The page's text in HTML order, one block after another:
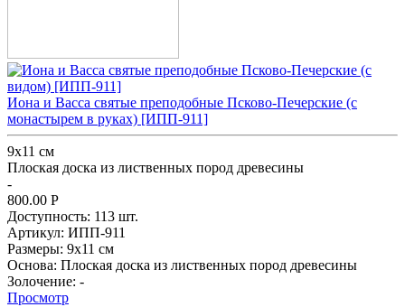
Иона и Васса святые преподобные Псково-Печерские (с
монастырем в руках) [ИПП-911]
9х11 см
Плоская доска из лиственных пород древесины
-
800.00 Р
Доступность: 113 шт.
Артикул: ИПП-911
Размеры: 9х11 см
Основа: Плоская доска из лиственных пород древесины
Золочение: -
Просмотр